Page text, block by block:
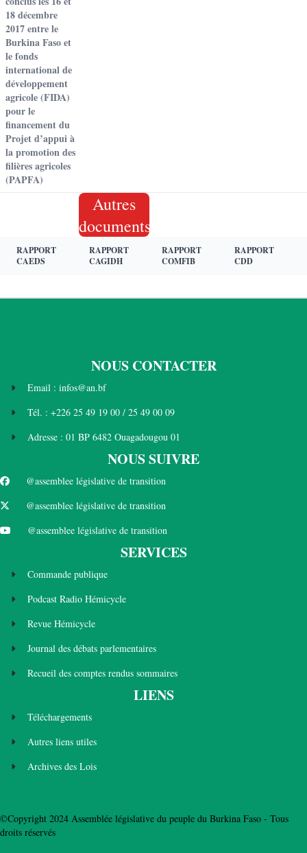
18 décembre
2017 entre le
Burkina Faso et
le fonds
international de
développement
agricole (FIDA)
pour le
financement du
Projet d’appui à
la promotion des
filières agricoles
(PAPFA)
Autres
documents
RAPPORT
CAEDS
RAPPORT
CAGIDH
RAPPORT
COMFIB
RAPPORT
CDD
NOUS CONTACTER
Email : infos@an.bf
Tél. : +226 25 49 19 00 / 25 49 00 09
Adresse : 01 BP 6482 Ouagadougou 01
NOUS SUIVRE
@assemblee législative de transition
@assemblee législative de transition
@assemblee législative de transition
SERVICES
Commande publique
Podcast Radio Hémicycle
Revue Hémicycle
Journal des débats parlementaires
Recueil des comptes rendus sommaires
LIENS
Téléchargements
Autres liens utiles
Archives des Lois
©Copyright 2024 Assemblée législative du peuple du Burkina Faso - Tous
droits réservés